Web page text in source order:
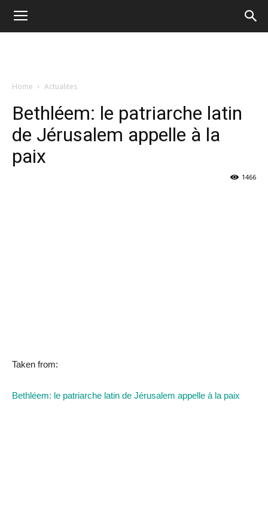
Home Actualites
Bethléem: le patriarche latin
de Jérusalem appelle à la
paix
1466
Taken from:
Bethléem: le patriarche latin de Jérusalem appelle à la paix